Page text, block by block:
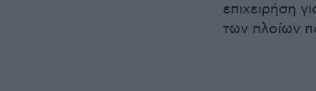
επιχειρήση
των πλοίων